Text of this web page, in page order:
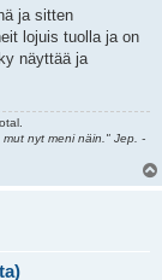
ja sitten
lojuis tuolla ja on
näyttää ja
nyt meni näin." Jep. -